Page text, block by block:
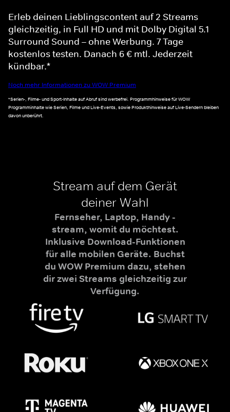
Erleb deinen Lieblingscontent auf 2 Streams
gleichzeitig, in Full HD und mit Dolby Digital 5.1
Surround Sound – ohne Werbung. 7 Tage
kostenlos testen. Danach 6 € mtl. Jederzeit
kündbar.*
Noch mehr Informationen zu WOW Premium
*Serien-, Filme- und Sport-Inhalte auf Abruf sind werbefrei. Programmhinweise für WOW
Programminhalte wie Serien, Filme und Live-Events, sowie Produkthinweise auf Live-Sendern bleiben
davon unberührt.
Stream auf dem Gerät
deiner Wahl
Fernseher, Laptop, Handy -
stream, womit du möchtest.
Inklusive Download-Funktionen
für alle mobilen Geräte. Buchst
du WOW Premium dazu, stehen
dir zwei Streams gleichzeitig zur
Verfügung.